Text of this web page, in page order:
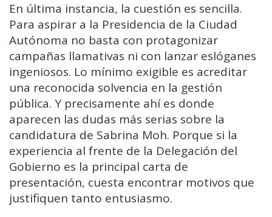
En última instancia, la cuestión es sencilla.
Para aspirar a la Presidencia de la Ciudad
Autónoma no basta con protagonizar
campañas llamativas ni con lanzar eslóganes
ingeniosos. Lo mínimo exigible es acreditar
una reconocida solvencia en la gestión
pública. Y precisamente ahí es donde
aparecen las dudas más serias sobre la
candidatura de Sabrina Moh. Porque si la
experiencia al frente de la Delegación del
Gobierno es la principal carta de
presentación, cuesta encontrar motivos que
justifiquen tanto entusiasmo.